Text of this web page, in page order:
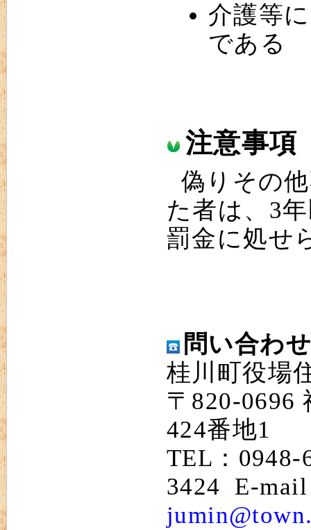
介護等
である
注意事項
偽りその
た者は、3
罰金に処せ
問い合わ
桂川町役場
〒820-0696
424番地1
TEL：0948-
3424 E-